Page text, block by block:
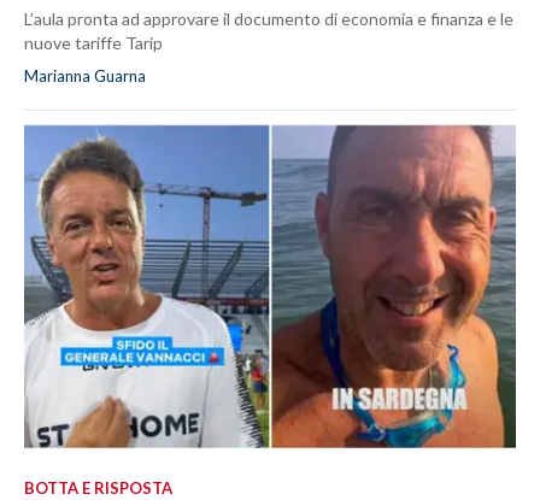
L’aula pronta ad approvare il documento di economia e finanza e le
nuove tariffe Tarip
Marianna Guarna
BOTTA E RISPOSTA